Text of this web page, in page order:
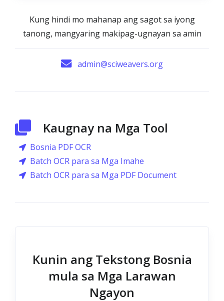
Kung hindi mo mahanap ang sagot sa iyong
tanong, mangyaring makipag-ugnayan sa amin
admin@sciweavers.org
Kaugnay na Mga Tool
Bosnia PDF OCR
Batch OCR para sa Mga Imahe
Batch OCR para sa Mga PDF Document
Kunin ang Tekstong Bosnia
mula sa Mga Larawan
Ngayon